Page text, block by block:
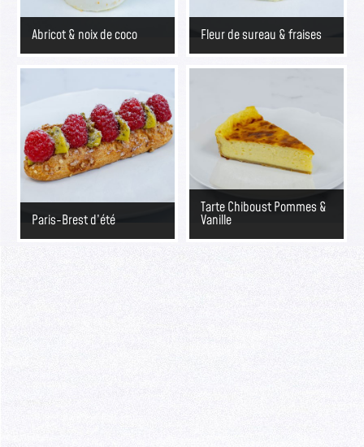
Abricot & noix de coco Fleur de sureau & fraises
Paris-Brest d’été
Tarte Chiboust Pommes &
Vanille